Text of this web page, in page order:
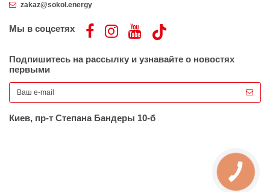
zakaz@sokol.energy
Мы в соцсетях
Подпишитесь на рассылку и узнавайте о новостях
первыми
Киев, пр-т Степана Бандеры 10-б
КНОПКА
ЗВ'ЯЗКУ